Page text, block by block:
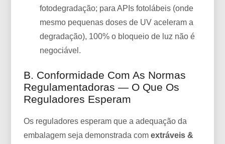
fotodegradação; para APIs fotolábeis (onde
mesmo pequenas doses de UV aceleram a
degradação), 100% o bloqueio de luz não é
negociável.
B. Conformidade Com As Normas
Regulamentadoras — O Que Os
Reguladores Esperam
Os reguladores esperam que a adequação da
embalagem seja demonstrada comextráveis &